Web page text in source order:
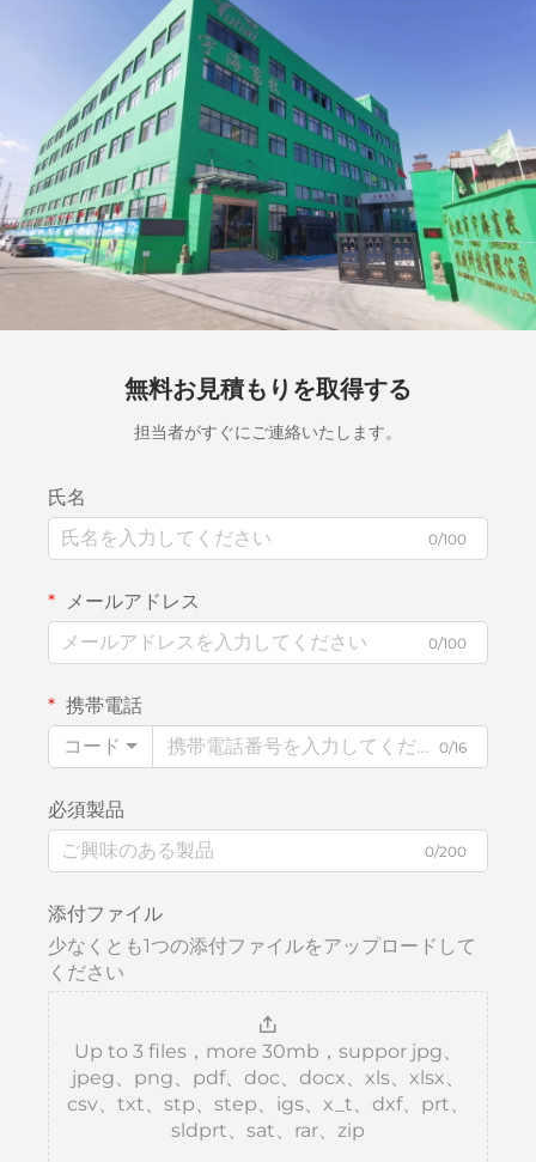
無料お見積もりを取得する
担当者がすぐにご連絡いたします。
氏名
0/100
メールアドレス
0/100
携帯電話
コード
0/16
必須製品
0/200
添付ファイル
少なくとも1つの添付ファイルをアップロードして
ください
Up to 3 files，more 30mb，suppor jpg、
jpeg、png、pdf、doc、docx、xls、xlsx、
csv、txt、stp、step、igs、x_t、dxf、prt、
sldprt、sat、rar、zip